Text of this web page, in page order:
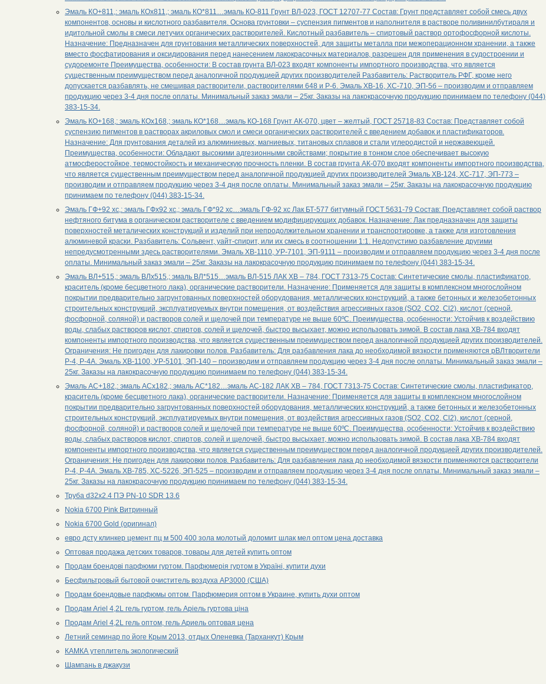
Эмаль КО+811,: эмаль КОх811,; эмаль КО*811…эмаль КО-811 Грунт ВЛ-023, ГОСТ 12707-77 Состав: Грунт представляет собой смесь двух
компонентов, основы и кислотного разбавителя. Основа грунтовки – суспензия пигментов и наполнителя в растворе поливинилбутираля и
идитольной смолы в смеси летучих органических растворителей. Кислотный разбавитель – спиртовый раствор ортофосфорной кислоты.
Назначение: Предназначен для грунтования металлических поверхностей, для защиты металла при межоперационном хранении, а также
вместо фосфатирования и оксидирования перед нанесением лакокрасочных материалов, разрешен для применения в судостроении и
судоремонте Преимущества, особенности: В состав грунта ВЛ-023 входят компоненты импортного производства, что является
существенным преимуществом перед аналогичной продукцией других производителей Разбавитель: Растворитель РФГ, кроме него
допускается разбавлять, не смешивая растворители, растворителями 648 и Р-6. Эмаль ХВ-16, ХС-710, ЭП-5б – производим и отправляем
продукцию через 3-4 дня после оплаты. Минимальный заказ эмали – 25кг. Заказы на лакокрасочную продукцию принимаем по телефону (044)
383-15-34.
Эмаль КО+168,: эмаль КОх168,; эмаль КО*168…эмаль КО-168 Грунт АК-070, цвет – желтый, ГОСТ 25718-83 Состав: Представляет собой
суспензию пигментов в растворах акриловых смол и смеси органических растворителей с введением добавок и пластификаторов.
Назначение: Для грунтования деталей из алюминиевых, магниевых, титановых сплавов и стали углеродистой и нержавеющей.
Преимущества, особенности: Обладают высокими адгезионными свойствами; покрытие в тонком слое обеспечивает высокую
атмосферостойкое, термостойкость и механическую прочность пленки. В состав грунта АК-070 входят компоненты импортного производства,
что является существенным преимуществом перед аналогичной продукцией других производителей Эмаль ХВ-124, ХС-717, ЭП-773 –
производим и отправляем продукцию через 3-4 дня после оплаты. Минимальный заказ эмали – 25кг. Заказы на лакокрасочную продукцию
принимаем по телефону (044) 383-15-34.
Эмаль ГФ+92 хс,: эмаль ГФх92 хс,; эмаль ГФ*92 хс…эмаль ГФ-92 хс Лак БТ-577 битумный ГОСТ 5631-79 Состав: Представляет собой раствор
нефтяного битума в органическом растворителе с введением модифицирующих добавок. Назначение: Лак предназначен для защиты
поверхностей металических конструкций и изделий при непродолжительном хранении и транспортировке, а также для изготовления
алюминевой краски. Разбавитель: Сольвент, уайт-спирит, или их смесь в соотношении 1:1. Недопустимо разбавление другими
непредусмотренными здесь растворителями. Эмаль ХВ-1110, УР-7101, ЭП-9111 – производим и отправляем продукцию через 3-4 дня после
оплаты. Минимальный заказ эмали – 25кг. Заказы на лакокрасочную продукцию принимаем по телефону (044) 383-15-34.
Эмаль ВЛ+515,: эмаль ВЛх515,; эмаль ВЛ*515…эмаль ВЛ-515 ЛАК ХВ – 784, ГОСТ 7313-75 Состав: Синтетические смолы, пластификатор,
краситель (кроме бесцветного лака), органические растворители. Назначение: Применяется для защиты в комплексном многослойном
покрытии предварительно загрунтованных поверхностей оборудования, металлических конструкций, а также бетонных и железобетонных
строительных конструкций, эксплуатируемых внутри помещения, от воздействия агрессивных газов (SO2, CO2, Cl2), кислот (серной,
фосфорной, соляной) и растворов солей и щелочей при температуре не выше 60ºС. Преимущества, особенности: Устойчив к воздействию
воды, слабых растворов кислот, спиртов, солей и щелочей, быстро высыхает, можно использовать зимой. В состав лака ХВ-784 входят
компоненты импортного производства, что является существенным преимуществом перед аналогичной продукцией других производителей.
Ограничения: Не пригоден для лакировки полов. Разбавитель: Для разбавления лака до необходимой вязкости применяются рВЛтворители
Р-4, Р-4А. Эмаль ХВ-1100, УР-5101, ЭП-140 – производим и отправляем продукцию через 3-4 дня после оплаты. Минимальный заказ эмали –
25кг. Заказы на лакокрасочную продукцию принимаем по телефону (044) 383-15-34.
Эмаль АС+182,: эмаль АСх182,; эмаль АС*182…эмаль АС-182 ЛАК ХВ – 784, ГОСТ 7313-75 Состав: Синтетические смолы, пластификатор,
краситель (кроме бесцветного лака), органические растворители. Назначение: Применяется для защиты в комплексном многослойном
покрытии предварительно загрунтованных поверхностей оборудования, металлических конструкций, а также бетонных и железобетонных
строительных конструкций, эксплуатируемых внутри помещения, от воздействия агрессивных газов (SO2, CO2, Cl2), кислот (серной,
фосфорной, соляной) и растворов солей и щелочей при температуре не выше 60ºС. Преимущества, особенности: Устойчив к воздействию
воды, слабых растворов кислот, спиртов, солей и щелочей, быстро высыхает, можно использовать зимой. В состав лака ХВ-784 входят
компоненты импортного производства, что является существенным преимуществом перед аналогичной продукцией других производителей.
Ограничения: Не пригоден для лакировки полов. Разбавитель: Для разбавления лака до необходимой вязкости применяются растворители
Р-4, Р-4А. Эмаль ХВ-785, ХС-5226, ЭП-525 – производим и отправляем продукцию через 3-4 дня после оплаты. Минимальный заказ эмали –
25кг. Заказы на лакокрасочную продукцию принимаем по телефону (044) 383-15-34.
Труба d32х2.4 ПЭ PN-10 SDR 13.6
Nokia 6700 Pink Витринный
Nokia 6700 Gold (оригинал)
евро дсту клинкер цемент пц м 500 400 зола молотый доломит шлак мел оптом цена доставка
Оптовая продажа детских товаров, товары для детей купить оптом
Продам брендові парфюми гуртом. Парфюмерія гуртом в Україні, купити духи
Бесфильтровый бытовой очиститель воздуха АР3000 (США)
Продам брендовые парфюмы оптом. Парфюмерия оптом в Украине, купить духи оптом
Продам Ariel 4,2L гель гуртом, гель Аріель гуртова ціна
Продам Ariel 4,2L гель оптом, гель Ариель оптовая цена
Летний семинар по йоге Крым 2013, отдых Оленевка (Тарханкут) Крым
КАМКА утеплитель экологический
Шампань в джакузи